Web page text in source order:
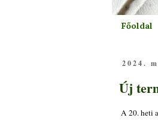
Főoldal
2024.
Új
A 20. heti